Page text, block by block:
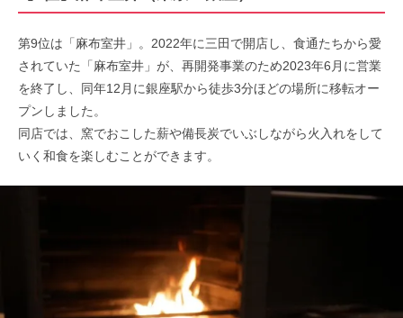
第9位は「麻布室井」。2022年に三田で開店し、食通たちから愛
されていた「麻布室井」が、再開発事業のため2023年6月に営業
を終了し、同年12月に銀座駅から徒歩3分ほどの場所に移転オー
プンしました。
同店では、窯でおこした薪や備長炭でいぶしながら火入れをして
いく和食を楽しむことができます。